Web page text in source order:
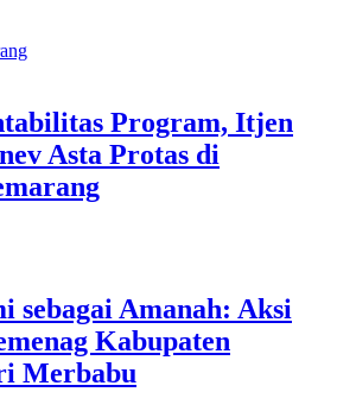
Program, Itjen
Asta Protas di
sebagai Amanah: Aksi
Kabupaten
Merbabu